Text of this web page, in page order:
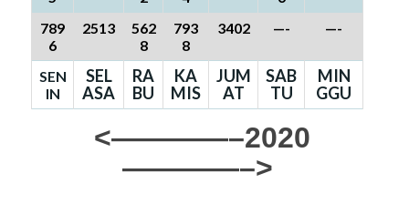
789
6
2513
562
8
793
8
3402 —- —-
SEN
IN
SEL
ASA
RA
BU
KA
MIS
JUM
AT
SAB
TU
MIN
GGU
<————–2020
————–>